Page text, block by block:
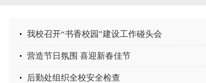
我校召开“书香校园”建设工作碰头会
营造节日氛围 喜迎新春佳节
后勤处组织全校安全检查